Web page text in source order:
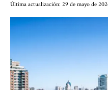
Última actualización: 29 de mayo de